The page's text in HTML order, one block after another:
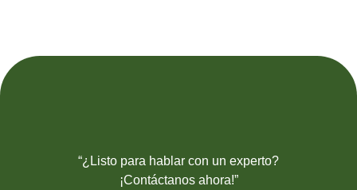
“¿Listo para hablar con un experto?
¡Contáctanos ahora!”